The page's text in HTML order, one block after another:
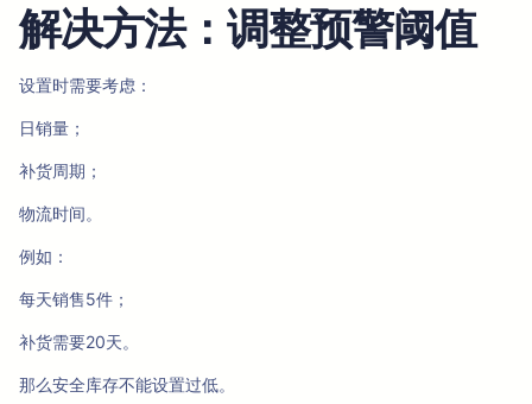
解决方法：调整预警阈值
设置时需要考虑：
日销量；
补货周期；
物流时间。
例如：
每天销售5件；
补货需要20天。
那么安全库存不能设置过低。